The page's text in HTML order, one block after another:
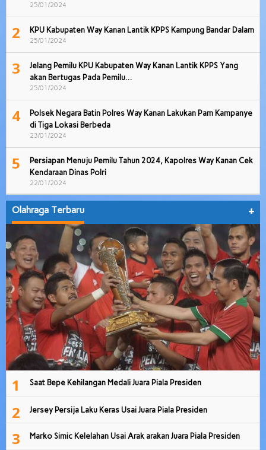
25/01/2024
2 KPU Kabupaten Way Kanan Lantik KPPS Kampung Bandar Dalam
25/01/2024
3
Jelang Pemilu KPU Kabupaten Way Kanan Lantik KPPS Yang
akan Bertugas Pada Pemilu…
25/01/2024
4
Polsek Negara Batin Polres Way Kanan Lakukan Pam Kampanye
di Tiga Lokasi Berbeda
23/01/2024
5
Persiapan Menuju Pemilu Tahun 2024, Kapolres Way Kanan Cek
Kendaraan Dinas Polri
22/01/2024
Olahraga Terbaru +
1 Saat Bepe Kehilangan Medali Juara Piala Presiden
2 Jersey Persija Laku Keras Usai Juara Piala Presiden
3 Marko Simic Kelelahan Usai Arak arakan Juara Piala Presiden